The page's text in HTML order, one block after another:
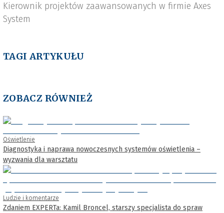
Kierownik projektów zaawansowanych w firmie Axes
System
TAGI ARTYKUŁU
ZOBACZ RÓWNIEŻ
Oświetlenie
Diagnostyka i naprawa nowoczesnych systemów oświetlenia –
wyzwania dla warsztatu
Ludzie i komentarze
Zdaniem EXPERTa: Kamil Broncel, starszy specjalista do spraw